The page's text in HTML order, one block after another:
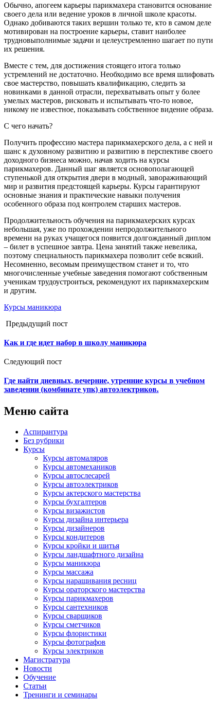
Обычно, апогеем карьеры парикмахера становится основание
своего дела или ведение уроков в личной школе красоты.
Однако добиваются таких вершин только те, кто в самом деле
мотивирован на построение карьеры, ставит наиболее
трудновыполнимые задачи и целеустремленно шагает по пути
их решения.
Вместе с тем, для достижения стоящего итога только
устремлений не достаточно. Необходимо все время шлифовать
свое мастерство, повышать квалификацию, следить за
новинками в данной отрасли, перехватывать опыт у более
умелых мастеров, рисковать и испытывать что-то новое,
никому не известное, показывать собственное видение образа.
С чего начать?
Получить профессию мастера парикмахерского дела, а с ней и
шанс к духовному развитию и развитию в перспективе своего
доходного бизнеса можно, начав ходить на курсы
парикмахеров. Данный шаг является основополагающей
ступенькой для открытия двери в модный, завораживающий
мир и развития предстоящей карьеры. Курсы гарантируют
основные знания и практические навыки получения
особенного образа под контролем старших мастеров.
Продолжительность обучения на парикмахерских курсах
небольшая, уже по прохождении непродолжительного
времени на руках учащегося появится долгожданный диплом
– билет в успешное завтра. Цена занятий также невелика,
поэтому специальность парикмахера позволит себе всякий.
Несомненно, весомым преимуществом станет и то, что
многочисленные учебные заведения помогают собственным
ученикам трудоустроиться, рекомендуют их парикмахерским
и другим.
Курсы маникюра
Предыдущий пост
Как и где идет набор в школу маникюра
Следующий пост
Где найти дневных, вечерние, утренние курсы в учебном
заведении (комбинате упк) автоэлектриков.
Меню сайта
Аспирантура
Без рубрики
Курсы
Курсы автомаляров
Курсы автомехаников
Курсы автослесарей
Курсы автоэлектриков
Курсы актерского мастерства
Курсы бухгалтеров
Курсы визажистов
Курсы дизайна интерьера
Курсы дизайнеров
Курсы кондитеров
Курсы кройки и шитья
Курсы ландшафтного дизайна
Курсы маникюра
Курсы массажа
Курсы наращивания ресниц
Курсы ораторского мастерства
Курсы парикмахеров
Курсы сантехников
Курсы сварщиков
Курсы сметчиков
Курсы флористики
Курсы фотографов
Курсы электриков
Магистратура
Новости
Обучение
Статьи
Тренинги и семинары